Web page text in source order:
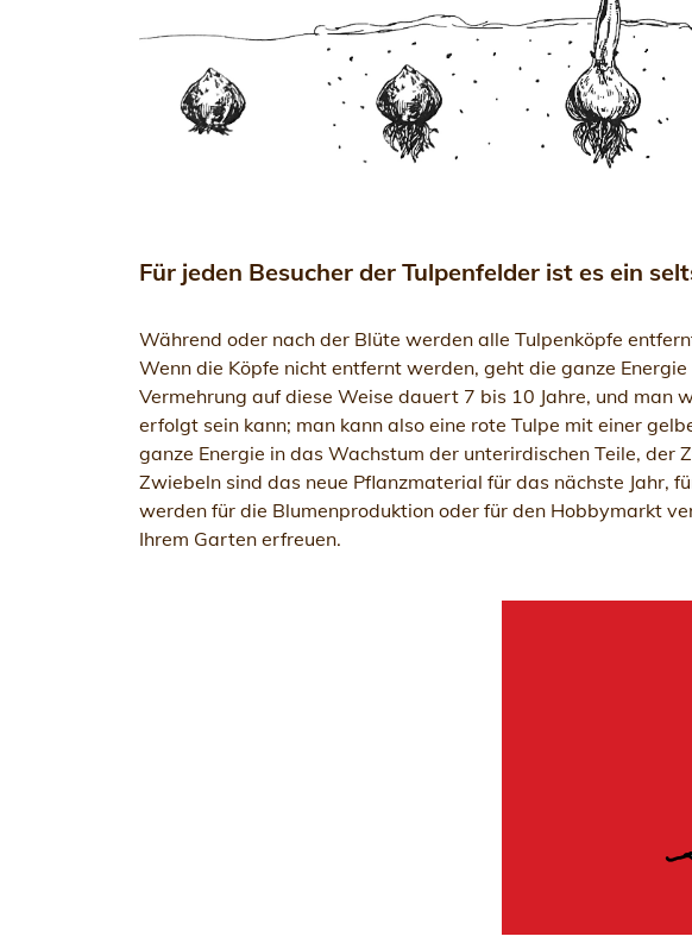
Für jeden Besucher der Tulpenfelder ist es ein
Während oder nach der Blüte werden alle Tulpenköpfe
Wenn die Köpfe nicht entfernt werden, geht die ganze
Vermehrung auf diese Weise dauert 7 bis 10 Jahre, und
erfolgt sein kann; man kann also eine rote Tulpe mit einer
ganze Energie in das Wachstum der unterirdischen Teile, der
Zwiebeln sind das neue Pflanzmaterial für das nächste Jahr,
werden für die Blumenproduktion oder für den Hobbymarkt
Ihrem Garten erfreuen.